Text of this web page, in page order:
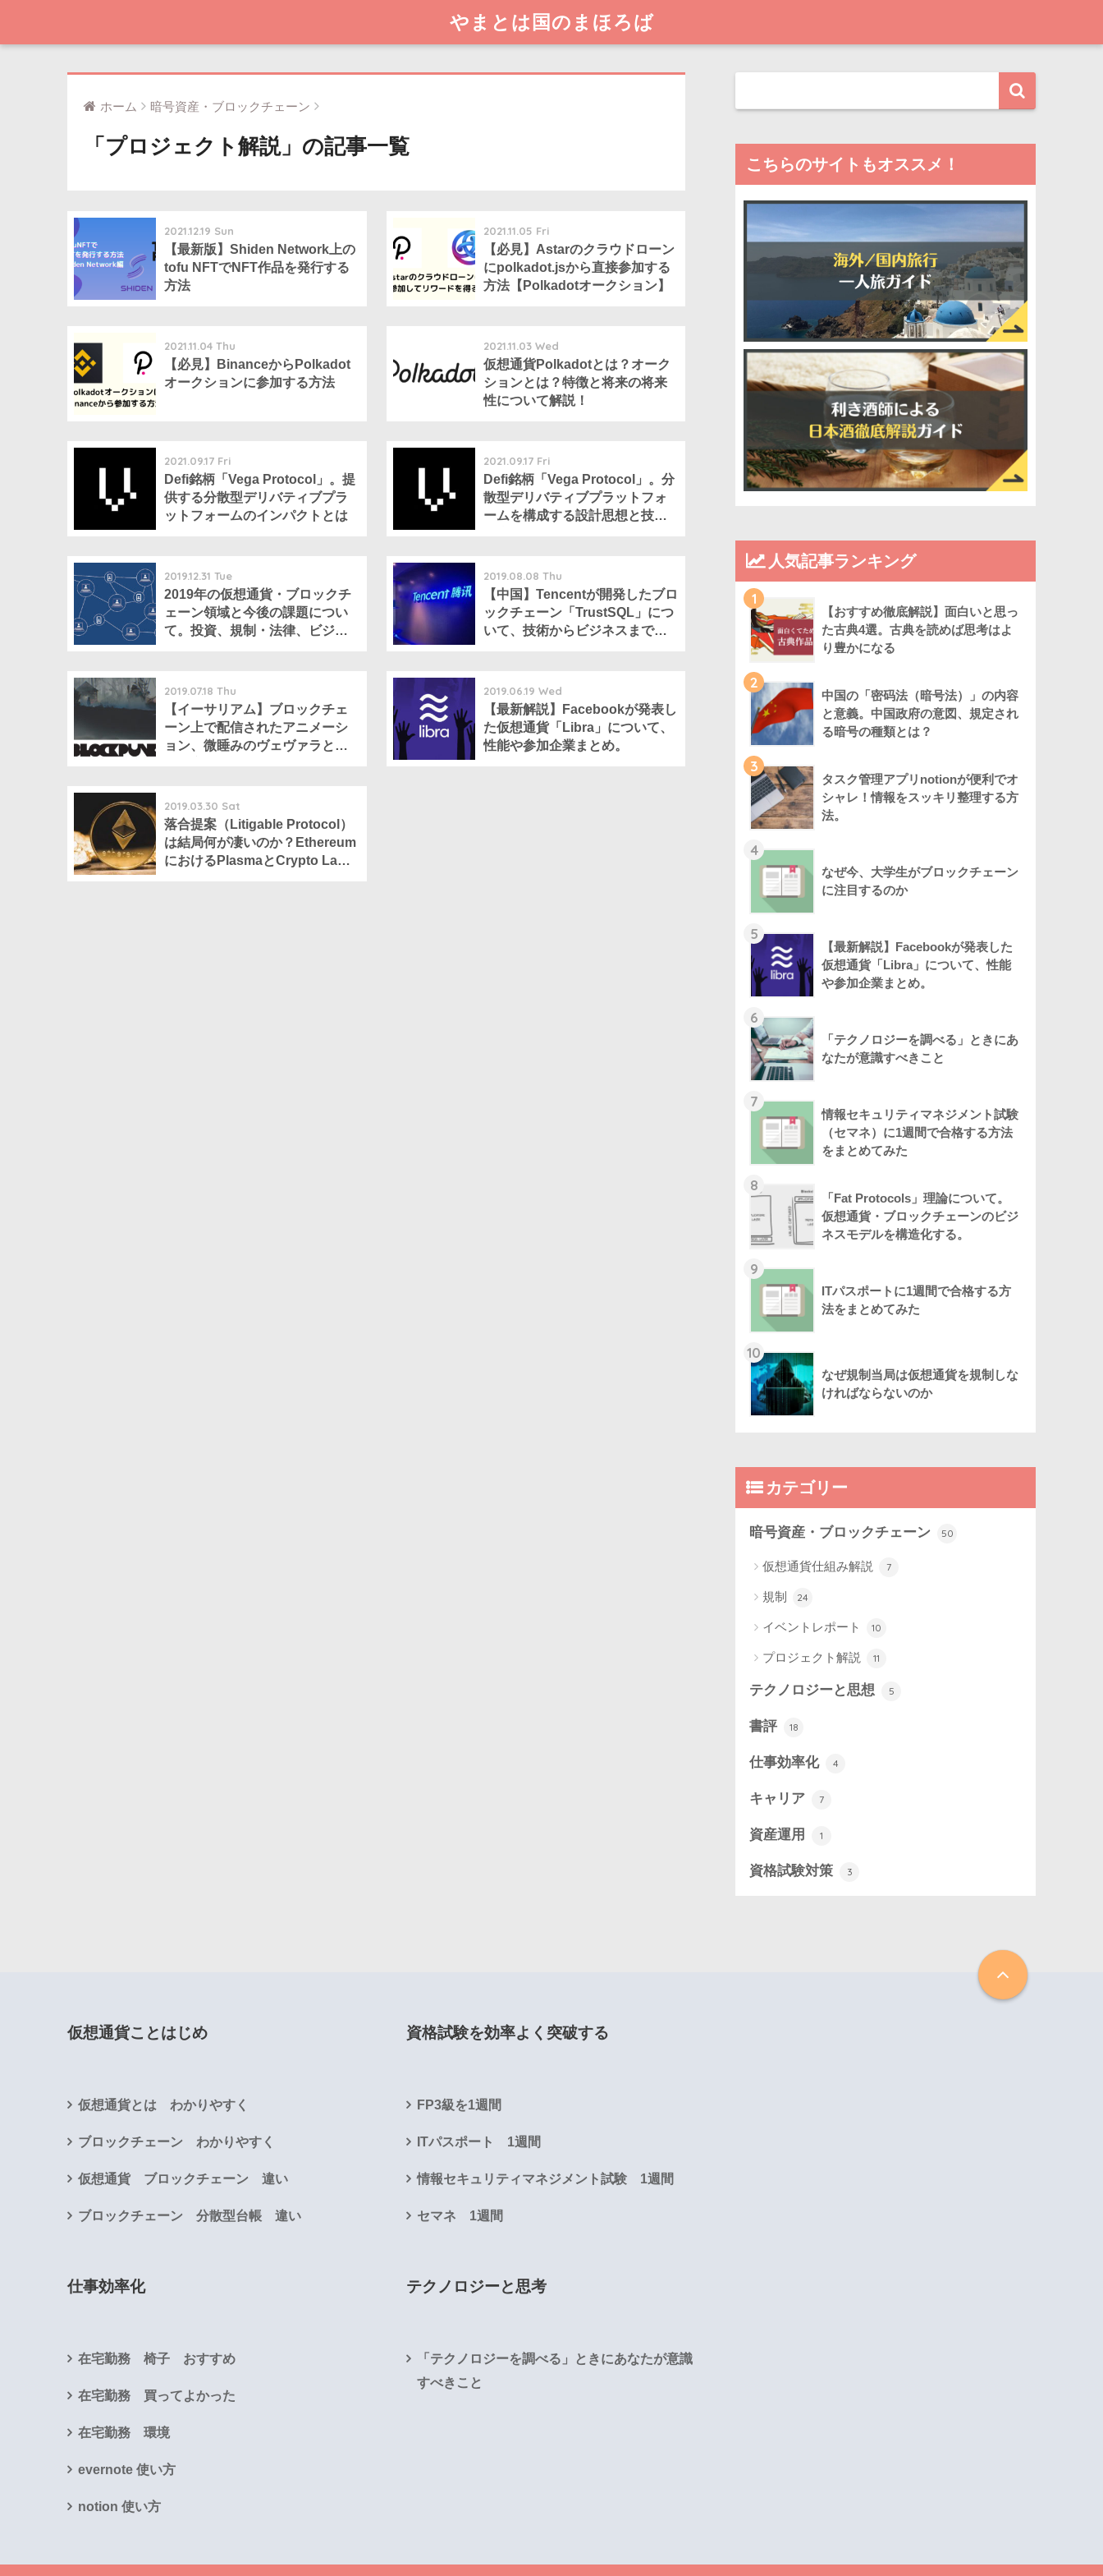
やまとは国のまほろば
ホーム 暗号資産・ブロックチェーン
「プロジェクト解説」の記事一覧
2021.12.19 Sun
【最新版】Shiden Network上の
tofu NFTでNFT作品を発行する
方法
2021.11.05 Fri
【必見】Astarのクラウドローン
にpolkadot.jsから直接参加する
方法【Polkadotオークション】
2021.11.04 Thu
【必見】BinanceからPolkadot
オークションに参加する方法
2021.11.03 Wed
仮想通貨Polkadotとは？オーク
ションとは？特徴と将来の将来
性について解説！
2021.09.17 Fri
Defi銘柄「Vega Protocol」。提
供する分散型デリバティブプラ
ットフォームのインパクトとは
2021.09.17 Fri
Defi銘柄「Vega Protocol」。分
散型デリバティブプラットフォ
ームを構成する設計思想と技術
2019.12.31 Tue
2019年の仮想通貨・ブロックチ
ェーン領域と今後の課題につい
て。投資、規制・法律、ビジネ
2019.08.08 Thu
【中国】Tencentが開発したブロ
ックチェーン「TrustSQL」につ
いて、技術からビジネスまで解
2019.07.18 Thu
【イーサリアム】ブロックチェ
ーン上で配信されたアニメーシ
ョン、微睡みのヴェヴァラと知
2019.06.19 Wed
【最新解説】Facebookが発表し
た仮想通貨「Libra」について、
性能や参加企業まとめ。
2019.03.30 Sat
落合提案（Litigable Protocol）
は結局何が凄いのか？Ethereum
におけるPlasmaとCrypto Law
こちらのサイトもオススメ！
人気記事ランキング
1
【おすすめ徹底解説】面白いと思っ
た古典4選。古典を読めば思考はよ
り豊かになる
2
中国の「密码法（暗号法）」の内容
と意義。中国政府の意図、規定され
る暗号の種類とは？
3
タスク管理アプリnotionが便利でオ
シャレ！情報をスッキリ整理する方
法。
4
なぜ今、大学生がブロックチェーン
に注目するのか
5
【最新解説】Facebookが発表した
仮想通貨「Libra」について、性能
や参加企業まとめ。
6
「テクノロジーを調べる」ときにあ
なたが意識すべきこと
7
情報セキュリティマネジメント試験
（セマネ）に1週間で合格する方法
をまとめてみた
8
「Fat Protocols」理論について。
仮想通貨・ブロックチェーンのビジ
ネスモデルを構造化する。
9
ITパスポートに1週間で合格する方
法をまとめてみた
10
なぜ規制当局は仮想通貨を規制しな
ければならないのか
カテゴリー
暗号資産・ブロックチェーン 50
仮想通貨仕組み解説 7
規制 24
イベントレポート 10
プロジェクト解説 11
テクノロジーと思想 5
書評 18
仕事効率化 4
キャリア 7
資産運用 1
資格試験対策 3
仮想通貨ことはじめ
仮想通貨とは わかりやすく
ブロックチェーン わかりやすく
仮想通貨 ブロックチェーン 違い
ブロックチェーン 分散型台帳 違い
仕事効率化
在宅勤務 椅子 おすすめ
在宅勤務 買ってよかった
在宅勤務 環境
evernote 使い方
notion 使い方
資格試験を効率よく突破する
FP3級を1週間
ITパスポート 1週間
情報セキュリティマネジメント試験 1週間
セマネ 1週間
テクノロジーと思考
「テクノロジーを調べる」ときにあなたが意識
すべきこと